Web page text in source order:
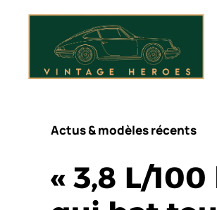
Actus & modèles récents
« 3,8 L/